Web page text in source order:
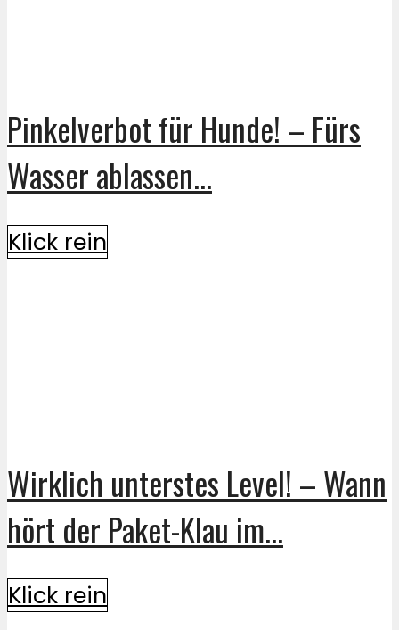
Pinkelverbot für Hunde! – Fürs
Wasser ablassen...
Klick rein
Wirklich unterstes Level! – Wann
hört der Paket-Klau im...
Klick rein